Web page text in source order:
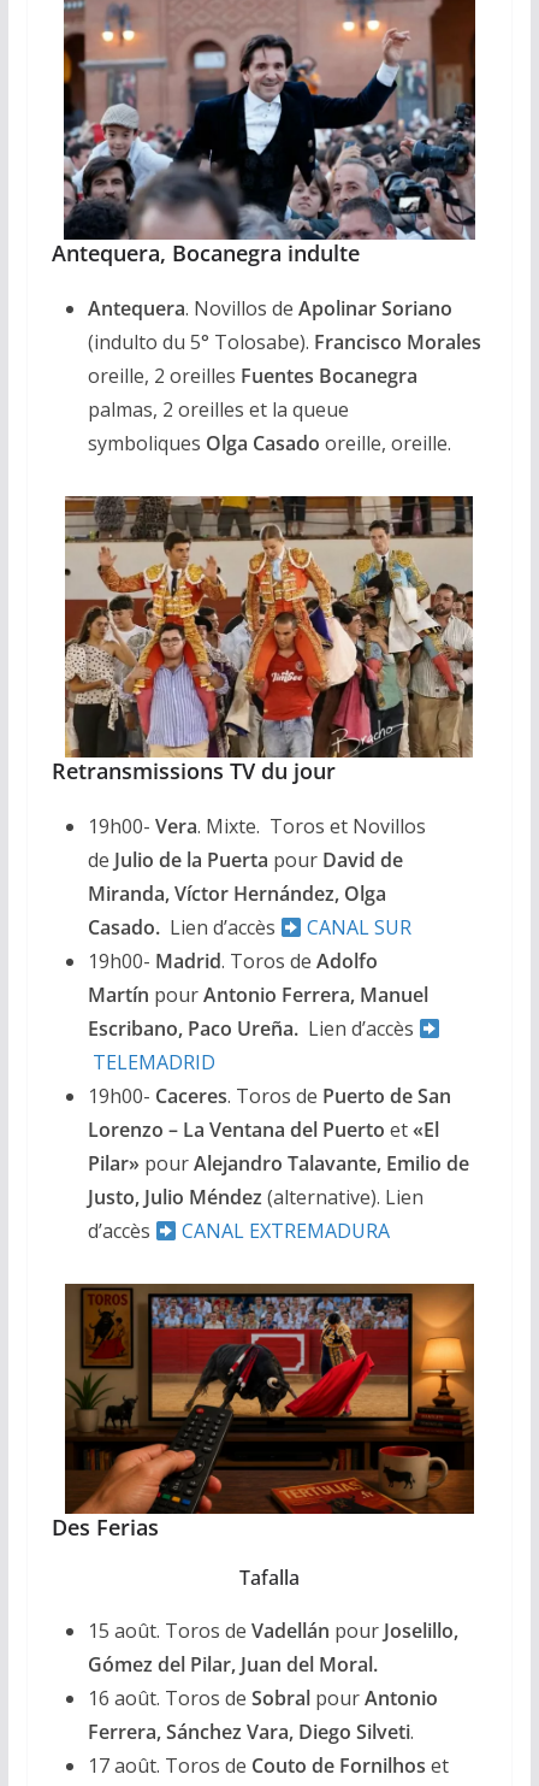
Antequera, Bocanegra indulte
Antequera. Novillos de Apolinar Soriano
(indulto du 5° Tolosabe). Francisco Morales
oreille, 2 oreilles Fuentes Bocanegra
palmas, 2 oreilles et la queue
symboliques Olga Casado oreille, oreille.
Retransmissions TV du jour
19h00- Vera. Mixte. Toros et Novillos
de Julio de la Puerta pour David de
Miranda, Víctor Hernández, Olga
Casado.Lien d’accès
CANAL SUR
19h00- Madrid. Toros de Adolfo
Martín pourAntonio Ferrera, Manuel
Escribano, Paco Ureña. Lien d’accès
TELEMADRID
19h00- Caceres. Toros de Puerto de San
Lorenzo – La Ventana del Puerto et«El
Pilar»pourAlejandro Talavante, Emilio de
Justo, Julio Méndez (alternative). Lien
d’accès
CANAL EXTREMADURA
Des Ferias
Tafalla
15 août. Toros de Vadellán pour Joselillo,
Gómez del Pilar, Juan del Moral.
16 août. Toros de SobralpourAntonio
Ferrera, Sánchez Vara, Diego Silveti.
17 août. Toros de Couto de Fornilhos et